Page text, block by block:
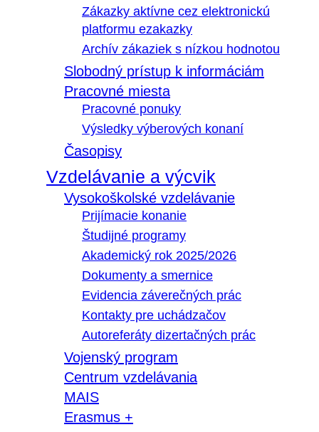
Zákazky aktívne cez elektronickú
platformu ezakazky
Archív zákaziek s nízkou hodnotou
Slobodný prístup k informáciám
Pracovné miesta
Pracovné ponuky
Výsledky výberových konaní
Časopisy
Vzdelávanie a výcvik
Vysokoškolské vzdelávanie
Prijímacie konanie
Študijné programy
Akademický rok 2025/2026
Dokumenty a smernice
Evidencia záverečných prác
Kontakty pre uchádzačov
Autoreferáty dizertačných prác
Vojenský program
Centrum vzdelávania
MAIS
Erasmus +